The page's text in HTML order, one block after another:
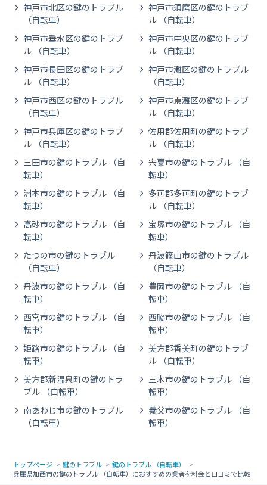
神戸市北区の鍵のトラブル
（自転車）
神戸市須磨区の鍵のトラブ
ル （自転車）
神戸市垂水区の鍵のトラブ
ル （自転車）
神戸市中央区の鍵のトラブ
ル （自転車）
神戸市長田区の鍵のトラブ
ル （自転車）
神戸市灘区の鍵のトラブル
（自転車）
神戸市西区の鍵のトラブル
（自転車）
神戸市東灘区の鍵のトラブ
ル （自転車）
神戸市兵庫区の鍵のトラブ
ル （自転車）
佐用郡佐用町の鍵のトラブ
ル （自転車）
三田市の鍵のトラブル （自
転車）
宍粟市の鍵のトラブル （自
転車）
洲本市の鍵のトラブル （自
転車）
多可郡多可町の鍵のトラブ
ル （自転車）
高砂市の鍵のトラブル （自
転車）
宝塚市の鍵のトラブル （自
転車）
たつの市の鍵のトラブル
（自転車）
丹波篠山市の鍵のトラブル
（自転車）
丹波市の鍵のトラブル （自
転車）
豊岡市の鍵のトラブル （自
転車）
西宮市の鍵のトラブル （自
転車）
西脇市の鍵のトラブル （自
転車）
姫路市の鍵のトラブル （自
転車）
美方郡香美町の鍵のトラブ
ル （自転車）
美方郡新温泉町の鍵のトラ
ブル （自転車）
三木市の鍵のトラブル （自
転車）
南あわじ市の鍵のトラブル
（自転車）
養父市の鍵のトラブル （自
転車）
トップページ 鍵のトラブル
鍵のトラブル （自転車）
兵庫県加西市の鍵のトラブル （自転車）におすすめの業者を料金と口コミで比較